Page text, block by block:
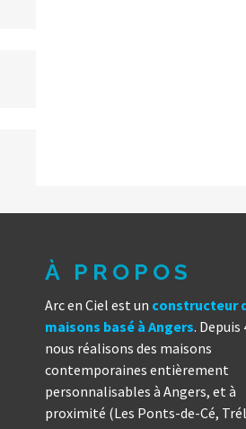
À PROPOS
Arc en Ciel est un constructeur
maisons basé à Angers. Depuis
nous réalisons des maisons
contemporaines entièrement
personnalisables à Angers, et à
proximité (Les Ponts-de-Cé,